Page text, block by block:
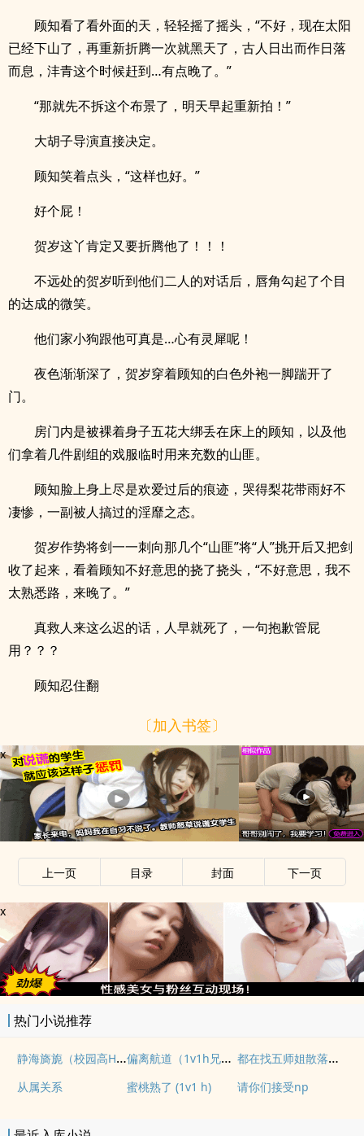
顾知看了看外面的天，轻轻摇了摇头，“不好，现在太阳
已经下山了，再重新折腾一次就黑天了，古人日出而作日落
而息，沣青这个时候赶到…有点晚了。”
“那就先不拆这个布景了，明天早起重新拍！”
大胡子导演直接决定。
顾知笑着点头，“这样也好。”
好个屁！
贺岁这丫肯定又要折腾他了！！！
不远处的贺岁听到他们二人的对话后，唇角勾起了个目
的达成的微笑。
他们家小狗跟他可真是…心有灵犀呢！
夜色渐渐深了，贺岁穿着顾知的白色外袍一脚踹开了
门。
房门内是被裸着身子五花大绑丢在床上的顾知，以及他
们拿着几件剧组的戏服临时用来充数的山匪。
顾知脸上身上尽是欢爱过后的痕迹，哭得梨花带雨好不
凄惨，一副被人搞过的淫靡之态。
贺岁作势将剑一一刺向那几个“山匪”将“人”挑开后又把剑
收了起来，看着顾知不好意思的挠了挠头，“不好意思，我不
太熟悉路，来晚了。”
真救人来这么迟的话，人早就死了，一句抱歉管屁
用？？？
顾知忍住翻
〔加入书签〕
x
上一页 目录 封面 下一页
x
热门小说推荐
静海旖旎（校园高H） 偏离航道（1v1h兄妹骨科bg） 都在找五师姐散落的法宝
从属关系 蜜桃熟了 (1v1 h) 请你们接受np